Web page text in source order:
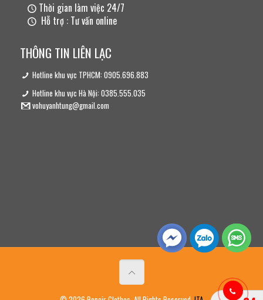
Thời gian làm việc 24/7
Hỗ trợ : Tư vấn online
THÔNG TIN LIÊN LẠC
Hotline khu vực TPHCM: 0905.696.883
Hotline khu vực Hà Nội: 0385.555.035
vohuyanhtung@gmail.com